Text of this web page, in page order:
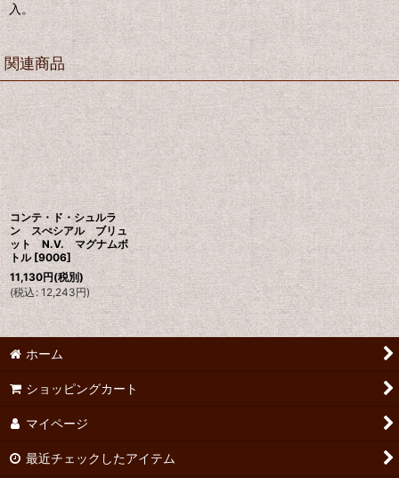
入。
関連商品
コンテ・ド・シュルラ
ン スぺシアル ブリュ
ット N.V. マグナムボ
トル [9006]
11,130円(税別)
(税込 : 12,243円)
ホーム
ショッピングカート
マイページ
最近チェックしたアイテム